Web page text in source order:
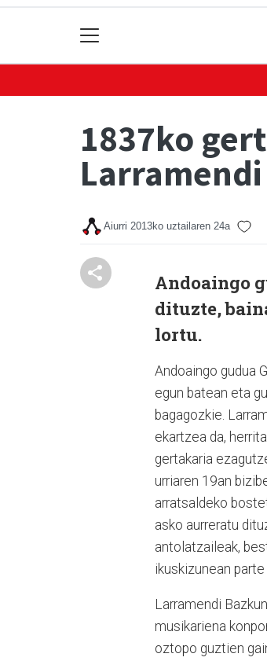
1837ko
Aiurri 2013ko uztailaren 24a
Andoaingo
dituzte,
lortu.
Andoaingo gudua
egun batean eta
bagagozkie.
ekartzea da,
gertakaria
urriaren 19an
arratsaldeko
asko aurreratu
antolatzaileak,
ikuskizunean parte
Larramendi
musikariena
oztopo guztien